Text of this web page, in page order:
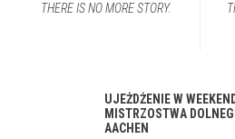
THERE IS NO MORE STORY.
UJEŻDŻENIE W
MISTRZOSTWA
AACHEN